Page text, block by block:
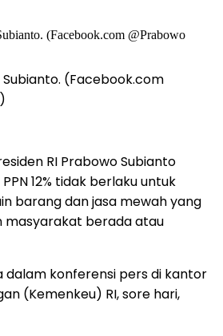
Subianto. (Facebook.com
RI Prabowo Subianto
12% tidak berlaku untuk
barang dan jasa mewah yang
masyarakat berada atau
dalam konferensi pers di kantor
(Kemenkeu) RI, sore hari,